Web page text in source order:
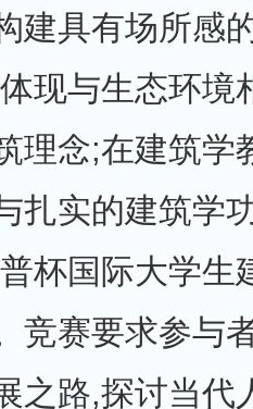
建具有场所感
现与生态环境
理念;在建筑学
扎实的建筑学
杯国际大学生
竞赛要求参与
之路,探讨当代